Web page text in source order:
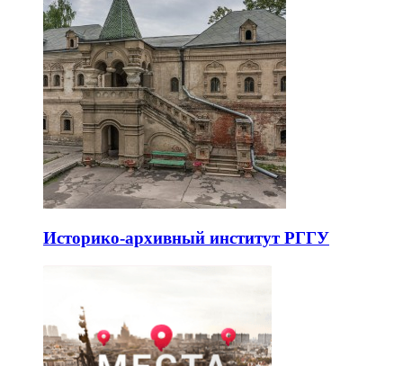
Историко-архивный институт РГГУ